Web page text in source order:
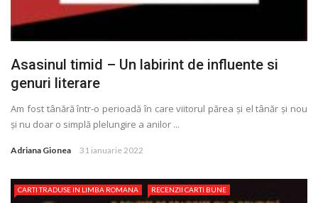
Asasinul timid – Un labirint de influente si
genuri literare
Am fost tânără într-o perioadă în care viitorul părea și el tânăr și nou
și nu doar o simplă plelungire a anilor ...
Adriana Gionea 31 ianuarie 2022
CARTI TRADUSE IN LIMBA ROMANA RECENZII CARTI BUNE